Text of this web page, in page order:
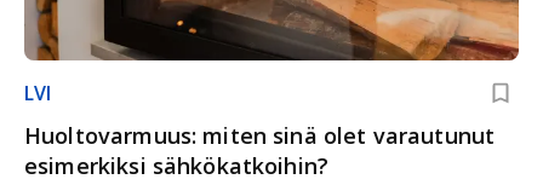
LVI
Huoltovarmuus: miten sinä olet varautunut
esimerkiksi sähkökatkoihin?